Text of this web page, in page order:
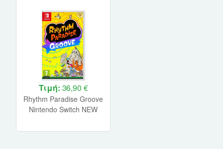
Τιμή: 36,90 €
Rhythm Paradise Groove
Nintendo Switch NEW